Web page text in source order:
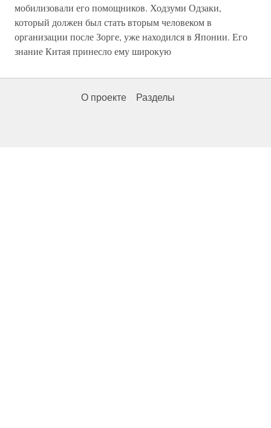
мобилизовали его помощников. Ходзуми Одзаки,
который должен был стать вторым человеком в
организации после Зорге, уже находился в Японии. Его
знание Китая принесло ему широкую
О проекте Разделы